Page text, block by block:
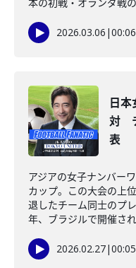
2026.03.06 |
日
対
表
アジアの女子ナンバー
カップ。この大会の上
退したチーム同士のプ
年、ブラジルで開催さ
2026.02.27|